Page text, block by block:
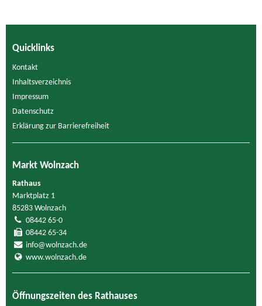
Quicklinks
Kontakt
Inhaltsverzeichnis
Impressum
Datenschutz
Erklärung zur Barrierefreiheit
Markt Wolnzach
Rathaus
Marktplatz 1
85283 Wolnzach
08442 65-0
08442 65-34
info@wolnzach.de
www.wolnzach.de
Öffnungszeiten des Rathauses